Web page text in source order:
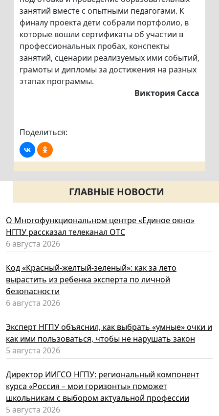
занятий вместе с опытными педагогами. К
финалу проекта дети собрали портфолио, в
которые вошли сертификаты об участии в
профессиональных пробах, конспекты
занятий, сценарии реализуемых ими событий,
грамоты и дипломы за достижения на разных
этапах программы.
Виктория Сасса
Поделиться:
ГЛАВНЫЕ НОВОСТИ
О Многофункциональном центре «Единое окно»
НГПУ рассказал телеканал ОТС
6 августа 2026
Код «Красный-желтый-зеленый»: как за лето
вырастить из ребенка эксперта по личной
безопасности
6 августа 2026
Эксперт НГПУ объяснил, как выбрать «умные» очки и
как ими пользоваться, чтобы не нарушать закон
5 августа 2026
Директор ИИГСО НГПУ: региональный компонент
курса «Россия – мои горизонты» поможет
школьникам с выбором актуальной профессии
5 августа 2026